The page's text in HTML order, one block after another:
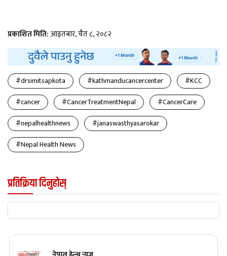
प्रकाशित मिति: आइतबार, चैत ८, २०८२
#drsimitsapkota #kathmanducancercenter
#KCC
#cancer
#CancerTreatmentNepal
#CancerCare
#nepalhealthnews
#janaswasthyasarokar
#Nepal Health News
प्रतिक्रिया दिनुहोस्